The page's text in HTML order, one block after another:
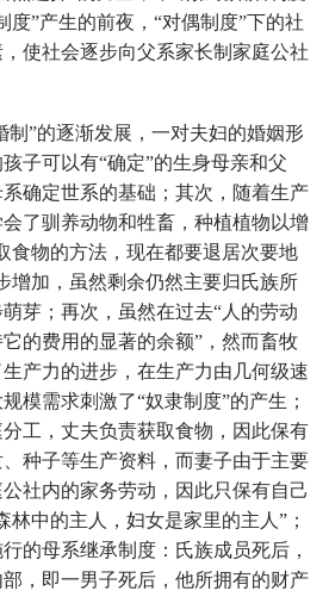
度”产生的前夜，“对偶制度”下的社
使社会逐步向父系家长制家庭公社
制”的逐渐发展，一对夫妇的婚姻形
子可以有“确定”的生身母亲和父
确定世系的基础；其次，随着生产
了驯养动物和牲畜，种植植物以增
食物的方法，现在都要退居次要地
增加，虽然剩余仍然主要归氏族所
芽；再次，虽然在过去“人的劳动
的费用的显著的余额”，然而畜牧
产力的进步，在生产力由几何级速
模需求刺激了“奴隶制度”的产生；
工，丈夫负责获取食物，因此保有
种子等生产资料，而妻子由于主要
社内的家务劳动，因此只保有自己
林中的主人，妇女是家里的主人”；
的母系继承制度：氏族成员死后，
，即一男子死后，他所拥有的财产